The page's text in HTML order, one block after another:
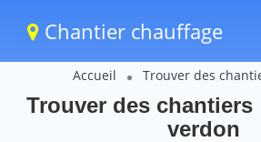
Chantier chauffage
Accueil Trouver des
Trouver des chantiers
verdon